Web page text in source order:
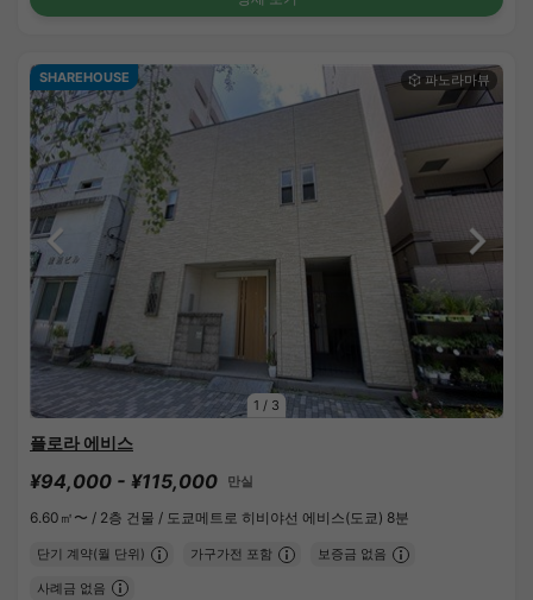
1 / 3
SHAREHOUSE
플로라 에비스
¥94,000 - ¥115,000 만실
6.60㎡〜 / 2층 건물 / 도쿄메트로 히비야선 에비스(도쿄) 8분
단기 계약(월 단위) 가구가전 포함 보증금 없음
사례금 없음